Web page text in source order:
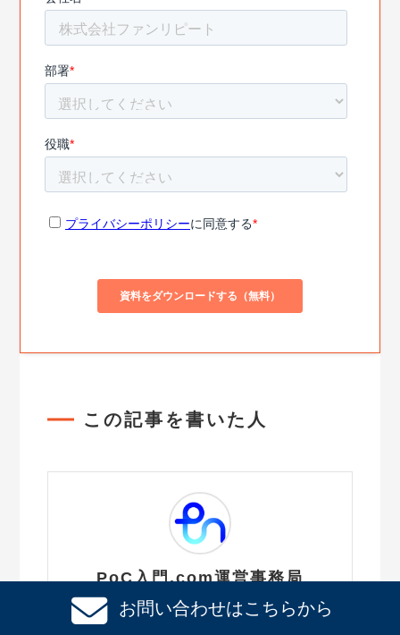
この記事を書いた人
PoC入門.com運営事務局
PoC入門.comは、株式会社ファンリピ
お問い合わせはこちらから